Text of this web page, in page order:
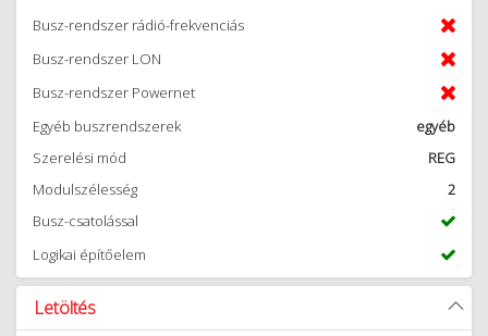
Busz-rendszer rádió-frekvenciás
Busz-rendszer LON
Busz-rendszer Powernet
Egyéb buszrendszerek
egyéb
Szerelési mód
REG
Modulszélesség
2
Busz-csatolással
Logikai építőelem
Letöltés